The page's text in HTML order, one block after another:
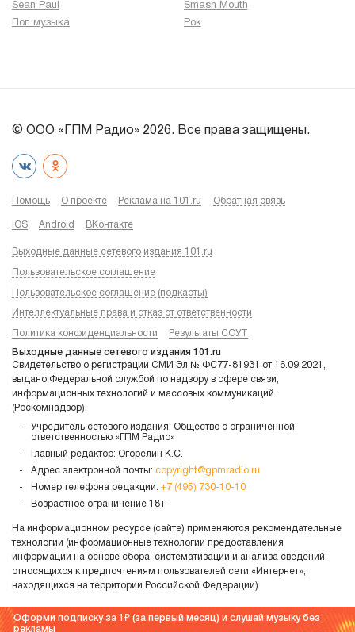
Sean Paul
Поп музыка
Smash Mouth
Рок
© ООО «ГПМ Радио» 2026. Все права защищены.
Помощь О проекте Реклама на 101.ru Обратная связь
iOS Android ВКонтакте
Выходные данные сетевого издания 101.ru
Пользовательское соглашение
Пользовательское соглашение (подкасты)
Интеллектуальные права и отказ от ответственности
Политика конфиденциальности Результаты СОУТ
Выходные данные сетевого издания 101.ru
Свидетельство о регистрации СМИ Эл № ФС77-81931 от 16.09.2021,
выдано Федеральной службой по надзору в сфере связи,
информационных технологий и массовых коммуникаций
(Роскомнадзор).
Учредитель сетевого издания: Общество с ограниченной
ответственностью «ГПМ Радио»
Главный редактор: Огорелин К.С.
Адрес электронной почты: copyright@gpmradio.ru
Номер телефона редакции: +7 (495) 730-10-10
Возрастное ограничение 18+
На информационном ресурсе (сайте) применяются рекомендательные
технологии (информационные технологии предоставления
информации на основе сбора, систематизации и анализа сведений,
относящихся к предпочтениям пользователей сети «Интернет»,
находящихся на территории Российской Федерации)
Оформи подписку за 1
(за первый месяц) и слушай музыку без
рекламы